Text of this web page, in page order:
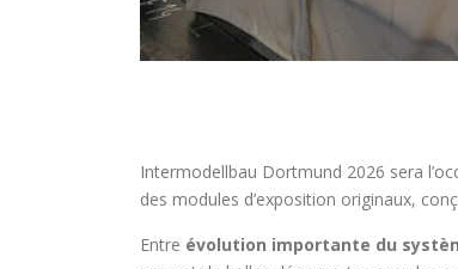
Intermodellbau Dortmund 2026 sera
des modules d’exposition originaux,
Entre évolution importante du